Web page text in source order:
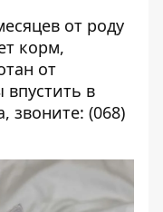
от роду
корм,
от
впустить в
звоните: (068)